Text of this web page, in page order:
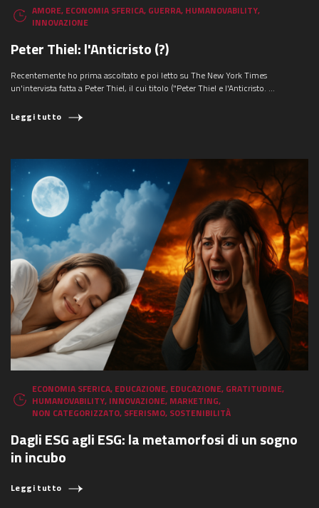
AMORE, ECONOMIA SFERICA, GUERRA, HUMANOVABILITY,
INNOVAZIONE
Peter Thiel: l'Anticristo (?)
Recentemente ho prima ascoltato e poi letto su The New York Times
un'intervista fatta a Peter Thiel, il cui titolo ("Peter Thiel e l'Anticristo. ...
Leggi tutto
ECONOMIA SFERICA, EDUCAZIONE, EDUCAZIONE, GRATITUDINE,
HUMANOVABILITY, INNOVAZIONE, MARKETING,
NON CATEGORIZZATO, SFERISMO, SOSTENIBILITÀ
Dagli ESG agli ESG: la metamorfosi di un sogno
in incubo
Leggi tutto